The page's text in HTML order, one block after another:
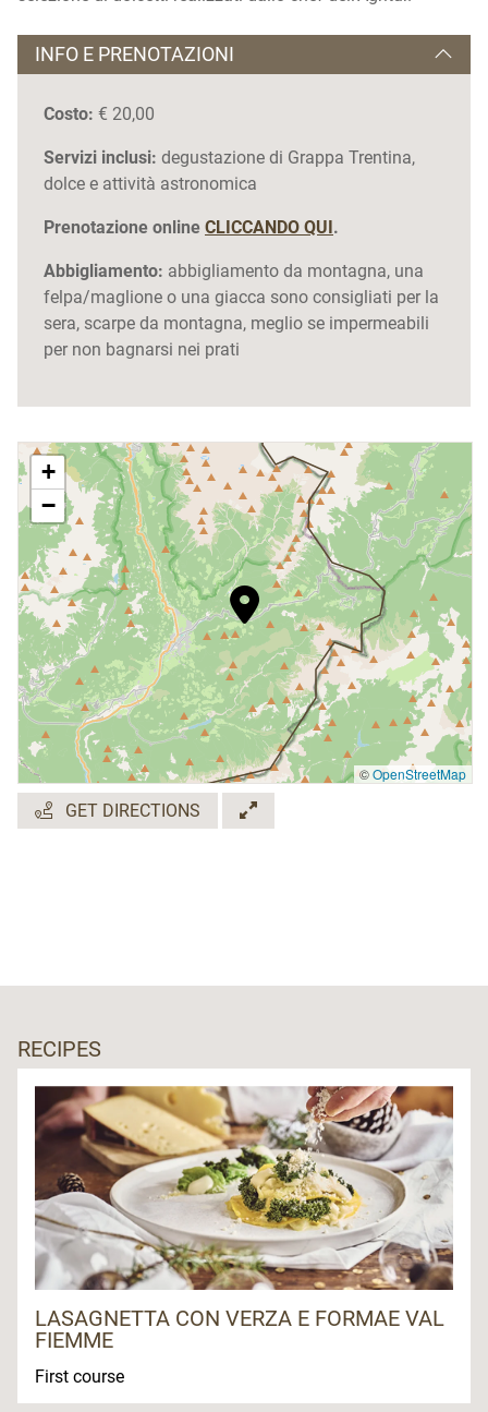
INFO E PRENOTAZIONI
Costo: € 20,00
Servizi inclusi: degustazione di Grappa Trentina,
dolce e attività astronomica
Prenotazione online CLICCANDO QUI.
Abbigliamento: abbigliamento da montagna, una
felpa/maglione o una giacca sono consigliati per la
sera, scarpe da montagna, meglio se impermeabili
per non bagnarsi nei prati
+
−
©OpenStreetMap
GET DIRECTIONS
RECIPES
LASAGNETTA CON VERZA E FORMAE VAL
FIEMME
First course